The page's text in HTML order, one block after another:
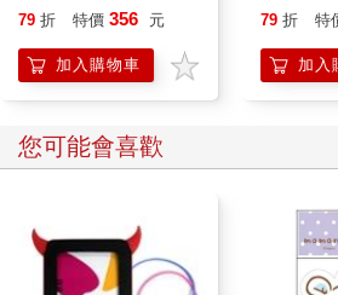
79 折 特價 356 元
加入購物車
79 折 特
加入
您可能會喜歡